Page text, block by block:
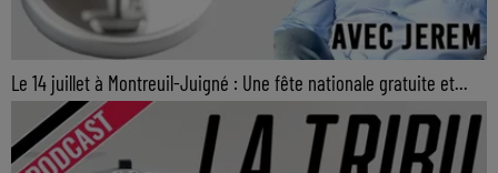
Le 14 juillet à Montreuil-Juigné : Une fête nationale gratuite et...